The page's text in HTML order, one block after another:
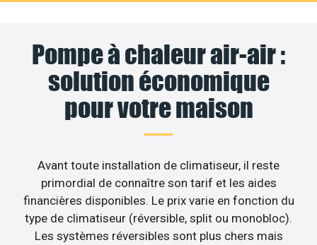
Pompe à chaleur air-air :
solution économique
pour votre maison
Avant toute installation de climatiseur, il reste
primordial de connaître son tarif et les aides
financières disponibles. Le prix varie en fonction du
type de climatiseur (réversible, split ou monobloc).
Les systèmes réversibles sont plus chers mais